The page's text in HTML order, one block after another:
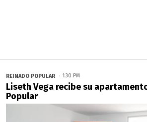
REINADO POPULAR 1:30 PM
Liseth Vega recibe su
Popular